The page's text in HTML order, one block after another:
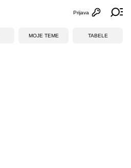
Otvori
Prijava
MOJE TEME TABELE